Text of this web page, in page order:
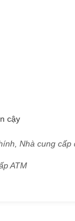
cậy
Nhà cung cấp
ATM